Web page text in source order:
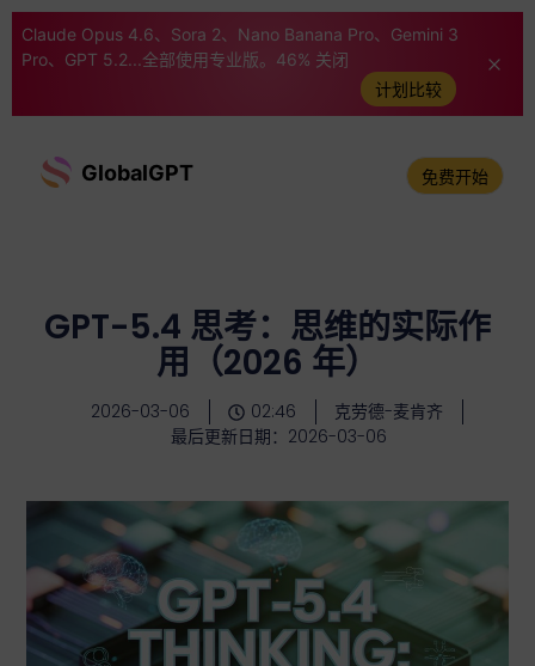
Claude Opus 4.6、Sora 2、Nano Banana Pro、Gemini 3
Pro、GPT 5.2...全部使用专业版。46% 关闭
计划比较
GlobalGPT 免费开始
GPT-5.4 思考：思维的实际作
用（2026 年）
2026-03-06 02:46
克劳德-麦肯齐
最后更新日期：2026-03-06